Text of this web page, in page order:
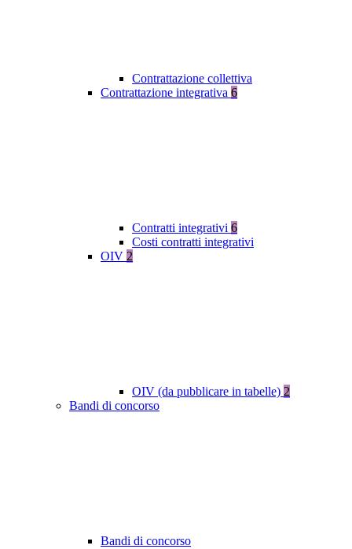
Contrattazione collettiva
Contrattazione integrativa 6
Contratti integrativi 6
Costi contratti integrativi
OIV 2
OIV (da pubblicare in tabelle) 2
Bandi di concorso
Bandi di concorso